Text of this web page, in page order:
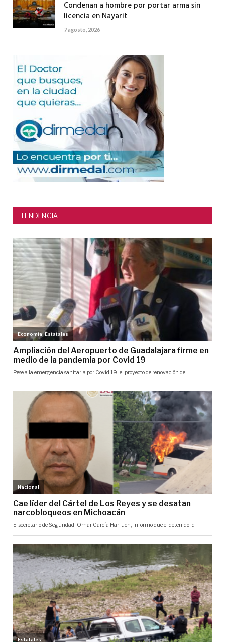
Condenan a hombre por portar arma sin
licencia en Nayarit
7 agosto, 2026
TENDENCIA